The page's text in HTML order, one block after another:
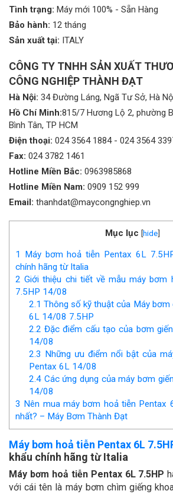
Tình trạng: Máy mới 100% - Sẵn Hàng
Bảo hành: 12 tháng
Sản xuất tại: ITALY
CÔNG TY TNHH SẢN XUẤT
CÔNG NGHIỆP THÀNH ĐẠT
Hà Nội: 34 Đường Láng, Ngã Tư Sở, Hà
Hồ Chí Minh:815/7 Hương Lộ 2, phường
Bình Tân, TP HCM
Điện thoại: 024 3564 1884- 024 3564
Fax: 024 3782 1461
Hotline Miền Bắc: 0963985868
Hotline Miền Nam: 0909 152 999
Email: thanhdat@maycongnghiep.vn
Mục lục [hide]
1 Máy bơm hoả tiễn Pentax 6L
chính hãng từ Italia
2 Giới thiệu chi tiết về mẫu máy bơm
7.5HP 14/08
2.1 Thông số kỹ thuật của Máy bơm
6L 14/08 7.5HP
2.2 Đặc điểm cấu tạo của bơm
14/08
2.3 Những ưu điểm nổi bật của
Pentax 6L 14/08
2.4Các ứng dụng của máy bơm
14/08
3 Nên mua máy bơm hoả tiễn
nhất? – Máy Bơm Thành Đạt
Máy bơm hoả tiễn Pentax 6L
khẩu chính hãng từ Italia
Máy bơm hoả tiễn Pentax 6L 7.5HP
với cái tên là máy bơm chìm giếng